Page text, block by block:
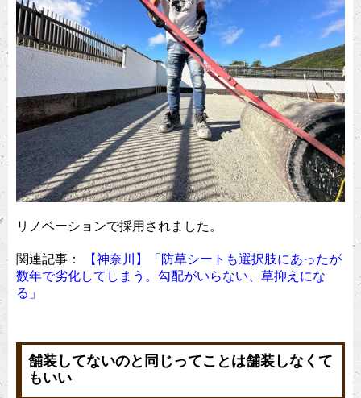
リノベーションで採用されました。
関連記事：
【神奈川】「防草シートも選択肢にあったが
数年で劣化してしまう。勾配がいらない、草抑えにな
る」
舗装してないのと同じってことは舗装しなくて
もいい